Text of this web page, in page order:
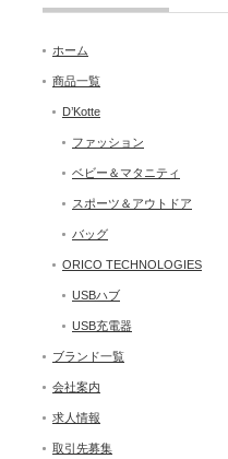
ホーム
商品一覧
D’Kotte
ファッション
ベビー＆マタニティ
スポーツ＆アウトドア
バッグ
ORICO TECHNOLOGIES
USBハブ
USB充電器
ブランド一覧
会社案内
求人情報
取引先募集